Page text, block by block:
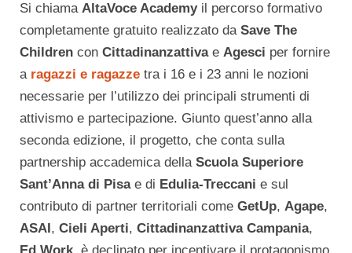
Si chiama AltaVoce Academyil percorso formativo
completamente gratuito realizzato da Save The
Children con Cittadinanzattivae Agesci per fornire
a ragazzi e ragazze tra i 16 e i 23 anni le nozioni
necessarie per l’utilizzo dei principali strumenti di
attivismo e partecipazione. Giunto quest’anno alla
seconda edizione, il progetto, che conta sulla
partnership accademica della Scuola Superiore
Sant’Anna di Pisae di Edulia-Treccani e sul
contributo di partner territoriali come GetUp, Agape,
ASAI , Cieli Aperti, Cittadinanzattiva Campania,